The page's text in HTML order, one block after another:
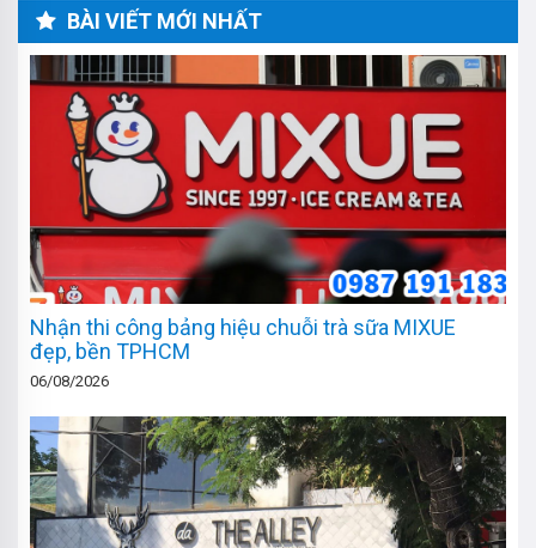
BÀI VIẾT MỚI NHẤT
Nhận thi công bảng hiệu chuỗi trà sữa MIXUE
đẹp, bền TPHCM
06/08/2026